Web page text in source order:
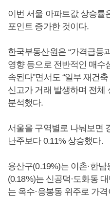
이번 서울 아파트값 상승률
포인트 증가한 것이다.
한국부동산원은 “가격급등
영향 등으로 전반적인 매수
속된다”면서도 “일부 재건
신고가 거래 발생하며 전체
분석했다.
서울을 구역별로 나눠보면
난주보다 0.11% 상승했다.
용산구(0.19%)는 이촌·한
(0.18%)는 신공덕·도화동
는 옥수·응봉동 위주로 가